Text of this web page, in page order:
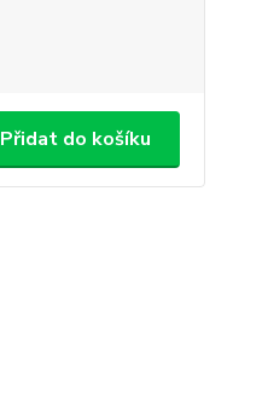
Přidat do košíku